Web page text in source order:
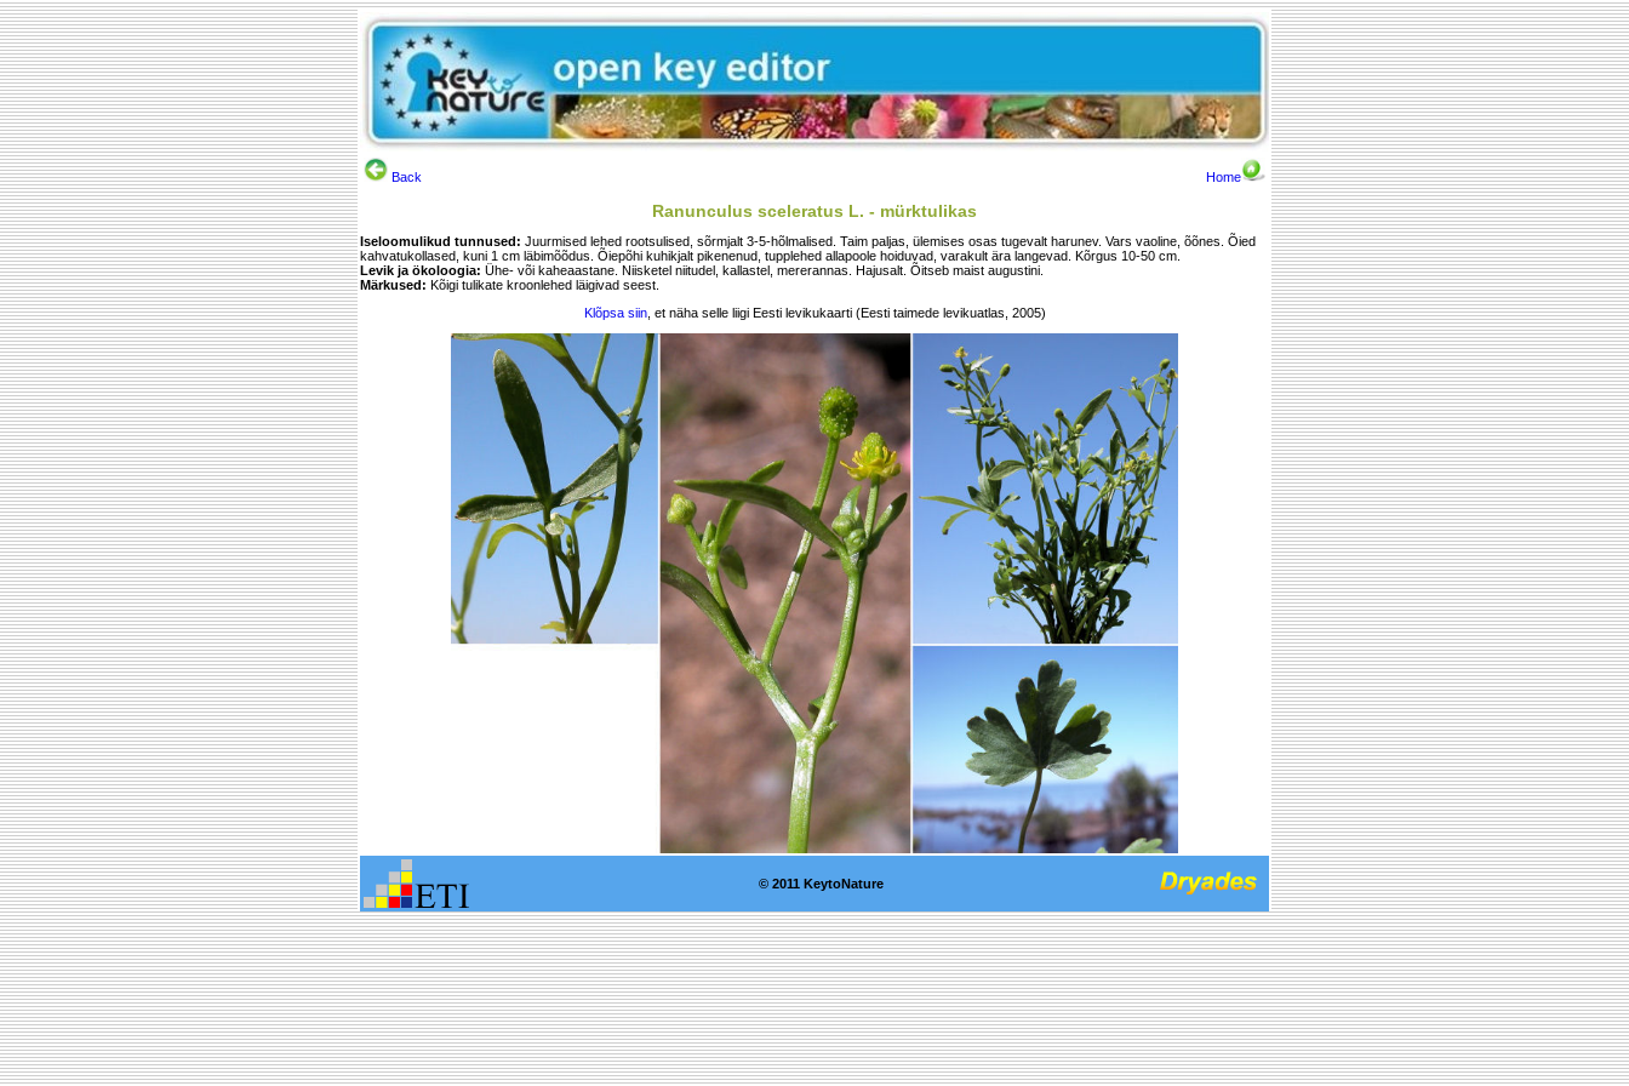
Back Home
Ranunculus sceleratus L. - mürktulikas
Iseloomulikud tunnused: Juurmised lehed rootsulised, sõrmjalt 3-5-hõlmalised. Taim paljas, ülemises osas tugevalt harunev. Vars vaoline, õõnes. Õied
kahvatukollased, kuni 1 cm läbimõõdus. Õiepõhi kuhikjalt pikenenud, tupplehed allapoole hoiduvad, varakult ära langevad. Kõrgus 10-50 cm.
Levik ja ökoloogia: Ühe- või kaheaastane. Niisketel niitudel, kallastel, mererannas. Hajusalt. Õitseb maist augustini.
Märkused: Kõigi tulikate kroonlehed läigivad seest.
Klõpsa siin, et näha selle liigi Eesti levikukaarti (Eesti taimede levikuatlas, 2005)
© 2011 KeytoNature